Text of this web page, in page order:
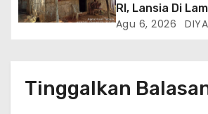
RI, Lansia Di
Hidup
Agu 6, 2026
Tinggalkan